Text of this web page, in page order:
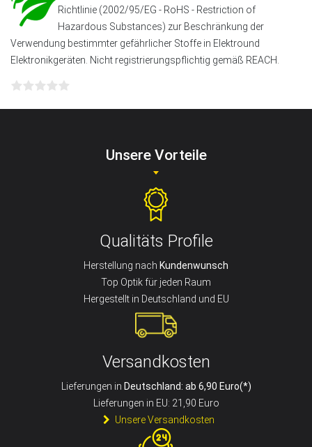
Richtlinie (2002/95/EG - RoHS - Restriction of
Hazardous Substances) zur Beschränkung der
Verwendung bestimmter gefährlicher Stoffe in Elektround
Elektronikgeräten. Nicht registrierungspflichtig gemäß REACH.
Unsere Vorteile
Qualitäts Profile
Herstellung nach Kundenwunsch
Top Optik für jeden Raum
Hergestellt in Deutschland und EU
Versandkosten
Lieferungen in Deutschland: ab 6,90 Euro(*)
Lieferungen in EU: 21,90 Euro
Unsere Versandkosten